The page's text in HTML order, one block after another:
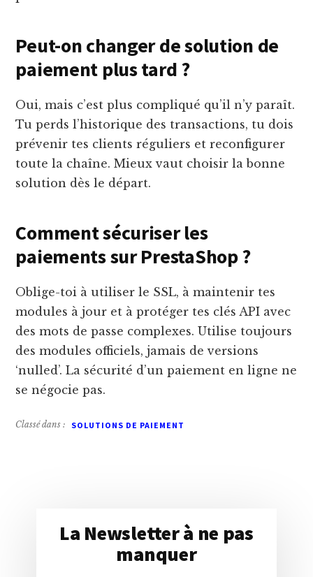
Peut-on changer de solution de
paiement plus tard ?
Oui, mais c’est plus compliqué qu’il n’y paraît.
Tu perds l’historique des transactions, tu dois
prévenir tes clients réguliers et reconfigurer
toute la chaîne. Mieux vaut choisir la bonne
solution dès le départ.
Comment sécuriser les
paiements sur PrestaShop ?
Oblige-toi à utiliser le SSL, à maintenir tes
modules à jour et à protéger tes clés API avec
des mots de passe complexes. Utilise toujours
des modules officiels, jamais de versions
‘nulled’. La sécurité d’un paiement en ligne ne
se négocie pas.
Classé dans :
La Newsletter à ne pas
manquer